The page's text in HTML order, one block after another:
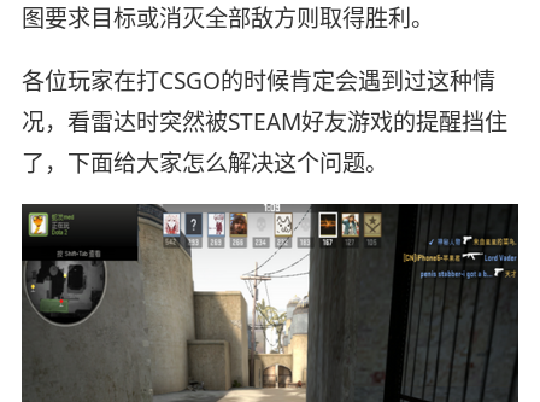
图要求目标或消灭全部敌方则取得胜利。
各位玩家在打CSGO的时候肯定会遇到过这种情
况，看雷达时突然被STEAM好友游戏的提醒挡住
了，下面给大家怎么解决这个问题。